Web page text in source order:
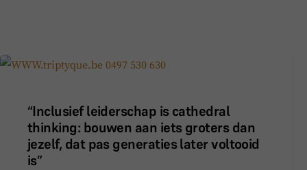
“Inclusief leiderschap is cathedral
thinking: bouwen aan iets groters dan
jezelf, dat pas generaties later voltooid
is”